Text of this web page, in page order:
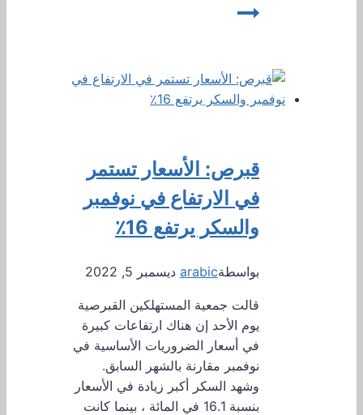
قبرص: الأسعار تستمر
في الارتفاع في نوفمبر
والسكر يرتفع 16٪
بواسطةarabic ديسمبر 5, 2022
قالت جمعية المستهلكين القبرصية
يوم الأحد إن هناك ارتفاعات كبيرة
في أسعار الضروريات الأساسية في
نوفمبر مقارنة بالشهر السابق.
وشهد السكر أكبر زيادة في الأسعار
بنسبة 16.1 في المائة ، بينما كانت